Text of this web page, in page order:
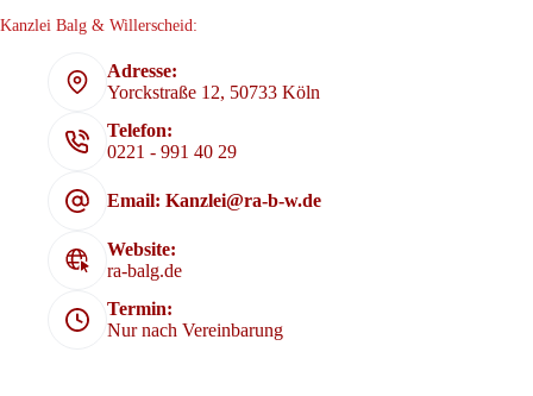
Kanzlei Balg & Willerscheid:
Adresse:
Yorckstraße 12, 50733 Köln
Telefon:
0221 - 991 40 29
Email: Kanzlei@ra-b-w.de
Website:
ra-balg.de
Termin:
Nur nach Vereinbarung